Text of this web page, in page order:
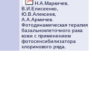
Н.А.Маркичев,
В.И.Елисеенко,
Ю.В.Алексеев,
А.А.Армичев.
Фотодинамическая терапия
базальноклеточного рака
кожи с применением
фотосенсибилизатора
хлоринового ряда.